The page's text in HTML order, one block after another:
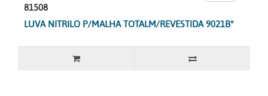
81508
LUVA NITRILO P/MALHA TOTALM/REVESTIDA 9021B*